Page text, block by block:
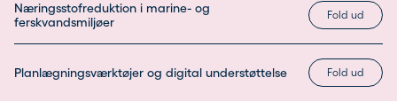
Næringsstofreduktion i marine- og
ferskvandsmiljøer
Planlægningsværktøjer og digital understøttelse